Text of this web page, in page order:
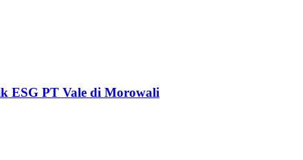
ESG PT Vale di Morowali